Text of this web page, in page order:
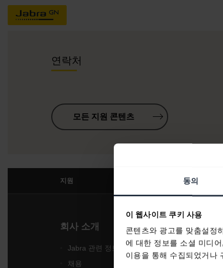
동의
이 웹사이트 쿠키 사용
콘텐츠와 광고를 맞춤설정
에 대한 정보를 소셜 미디
이용을 통해 수집되었거나
연락처
모든 지원 콘텐츠
지원
회사 소개
Jabra 관련 정보
채용
당
헤